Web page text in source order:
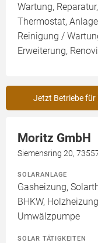
Wartung,
Thermostat,
Reinigung /
Erweiterung,
Jetzt Betriebe für
Moritz GmbH
Siemensring 20,
SOLARANLAGE
Gasheizung,
BHKW,
Umwälzpumpe
SOLAR TÄTIGKEITEN